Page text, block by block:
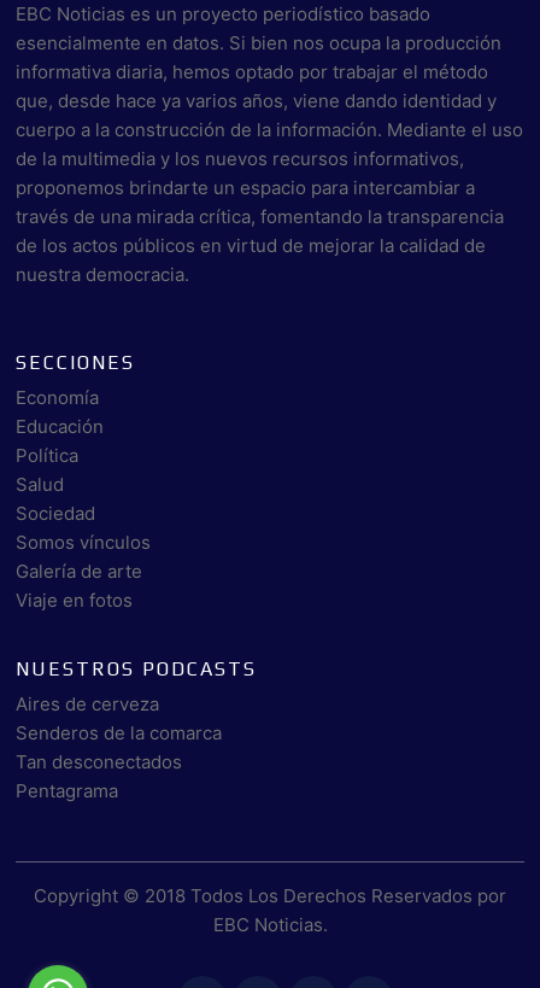
EBC Noticias es un proyecto periodístico basado
esencialmente en datos. Si bien nos ocupa la producción
informativa diaria, hemos optado por trabajar el método
que, desde hace ya varios años, viene dando identidad y
cuerpo a la construcción de la información. Mediante el uso
de la multimedia y los nuevos recursos informativos,
proponemos brindarte un espacio para intercambiar a
través de una mirada crítica, fomentando la transparencia
de los actos públicos en virtud de mejorar la calidad de
nuestra democracia.
SECCIONES
Economía
Educación
Política
Salud
Sociedad
Somos vínculos
Galería de arte
Viaje en fotos
NUESTROS PODCASTS
Aires de cerveza
Senderos de la comarca
Tan desconectados
Pentagrama
Copyright © 2018 Todos Los Derechos Reservados por
EBC Noticias.